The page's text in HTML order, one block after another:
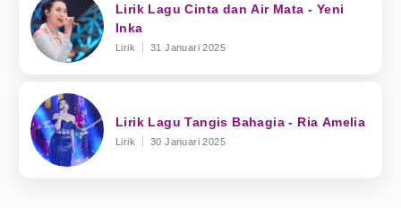
Lirik Lagu Cinta dan Air Mata - Yeni
Inka
Lirik 31 Januari 2025
Lirik Lagu Tangis Bahagia - Ria Amelia
Lirik 30 Januari 2025